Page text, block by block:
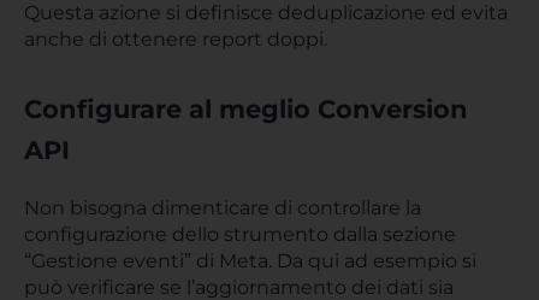
Questa azione si definisce deduplicazione ed evita
anche di ottenere report doppi.
Configurare al meglio Conversion
API
Non bisogna dimenticare di controllare la
configurazione dello strumento dalla sezione
“Gestione eventi” di Meta. Da qui ad esempio si
può verificare se l’aggiornamento dei dati sia